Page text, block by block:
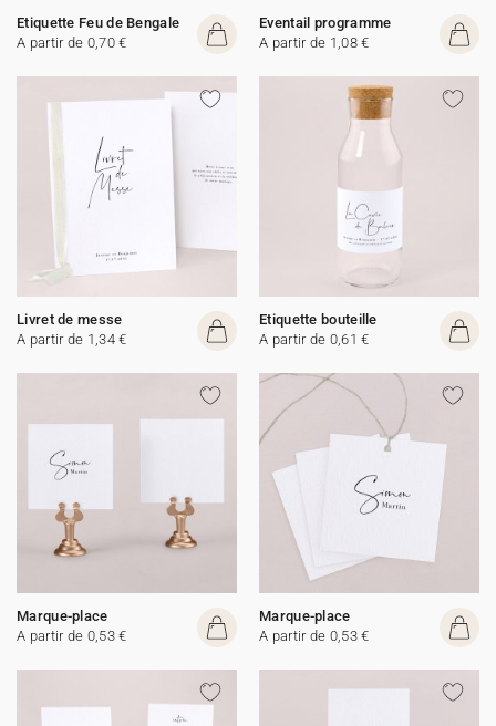
Etiquette Feu de Bengale
A partir de 0,70 €
Eventail programme
A partir de 1,08 €
Livret de messe
A partir de 1,34 €
Etiquette bouteille
A partir de 0,61 €
Marque-place
A partir de 0,53 €
Marque-place
A partir de 0,53 €